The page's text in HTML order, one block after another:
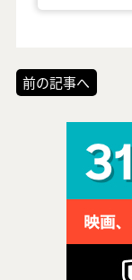
前の記事へ